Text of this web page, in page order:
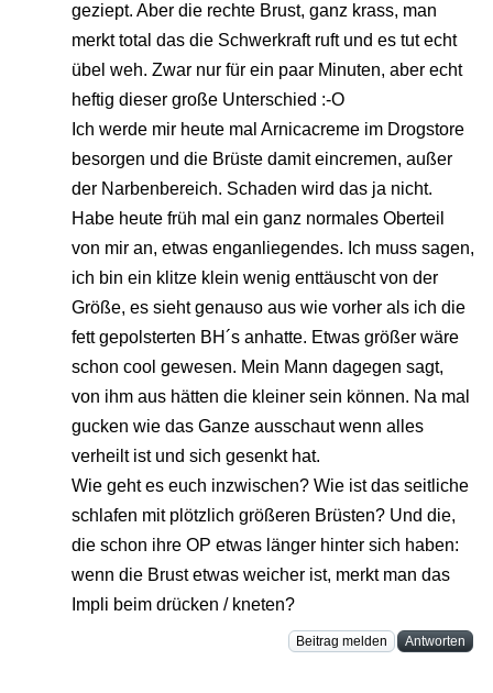
geziept. Aber die rechte Brust, ganz krass, man
merkt total das die Schwerkraft ruft und es tut echt
übel weh. Zwar nur für ein paar Minuten, aber echt
heftig dieser große Unterschied :-O
Ich werde mir heute mal Arnicacreme im Drogstore
besorgen und die Brüste damit eincremen, außer
der Narbenbereich. Schaden wird das ja nicht.
Habe heute früh mal ein ganz normales Oberteil
von mir an, etwas enganliegendes. Ich muss sagen,
ich bin ein klitze klein wenig enttäuscht von der
Größe, es sieht genauso aus wie vorher als ich die
fett gepolsterten BH´s anhatte. Etwas größer wäre
schon cool gewesen. Mein Mann dagegen sagt,
von ihm aus hätten die kleiner sein können. Na mal
gucken wie das Ganze ausschaut wenn alles
verheilt ist und sich gesenkt hat.
Wie geht es euch inzwischen? Wie ist das seitliche
schlafen mit plötzlich größeren Brüsten? Und die,
die schon ihre OP etwas länger hinter sich haben:
wenn die Brust etwas weicher ist, merkt man das
Impli beim drücken / kneten?
Beitrag melden Antworten